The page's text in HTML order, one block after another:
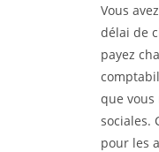
Vous
délai de
payez
que vous
sociales.
pour les